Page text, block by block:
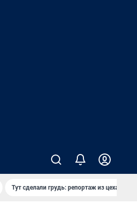
Тут сделали грудь: репортаж из цеха